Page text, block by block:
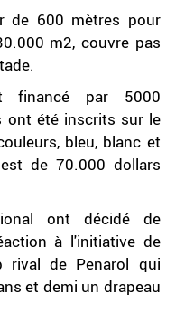
de 600 mètres pour
m2, couvre pas
par 5000
ont été inscrits sur le
bleu, blanc et
de 70.000 dollars
ont décidé de
à l'initiative de
rival de Penarol qui
et demi un drapeau